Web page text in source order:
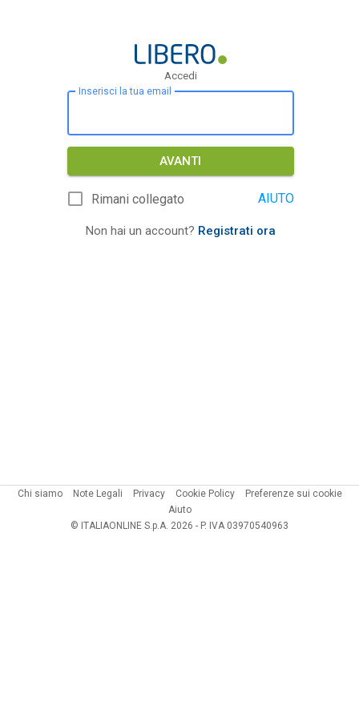
Accedi
Inserisci la tua email
AVANTI
Rimani collegato AIUTO
Non hai un account? Registrati ora
Chi siamo Note Legali Privacy Cookie Policy
Preferenze sui cookie
Aiuto
© ITALIAONLINE S.p.A. 2026 - P. IVA 03970540963